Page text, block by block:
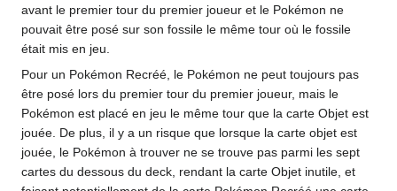
avant le premier tour du premier joueur et le Pokémon ne
pouvait être posé sur son fossile le même tour où le fossile
était mis en jeu.
Pour un Pokémon Recréé, le Pokémon ne peut toujours pas
être posé lors du premier tour du premier joueur, mais le
Pokémon est placé en jeu le même tour que la carte Objet est
jouée. De plus, il y a un risque que lorsque la carte objet est
jouée, le Pokémon à trouver ne se trouve pas parmi les sept
cartes du dessous du deck, rendant la carte Objet inutile, et